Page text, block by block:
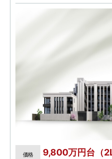
価格
9,800万円台（